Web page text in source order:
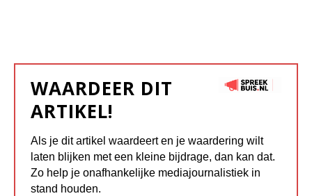
WAARDEER DIT
ARTIKEL!
Als je dit artikel waardeert en je waardering wilt
laten blijken met een kleine bijdrage, dan kan dat.
Zo help je onafhankelijke mediajournalistiek in
stand houden.